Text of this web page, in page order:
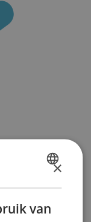
×
van